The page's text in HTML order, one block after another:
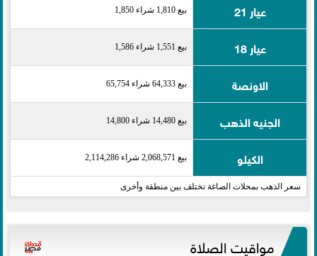
عيار 21 بيع 1,810 شراء 1,850
عيار 18 بيع 1,551 شراء 1,586
الاونصة بيع 64,333 شراء 65,754
الجنيه الذهب بيع 14,480 شراء 14,800
الكيلو بيع 2,068,571 شراء 2,114,286
سعر الذهب بمحلات الصاغة تختلف بين منطقة وأخرى
مواقيت الصلاة